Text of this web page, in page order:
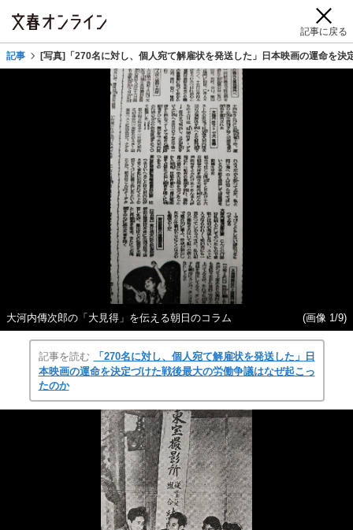
記事に戻る
記事 [写真]「270名に対し、個人宛て解雇状を発送した」日本映画の運命を
大河内傳次郎の「大見得」を伝える朝日のコラム (画像 1/9)
記事を読む
「270名に対し、個人宛て解雇状を発送した」日
本映画の運命を決定づけた戦後最大の労働争議はなぜ起こっ
たのか